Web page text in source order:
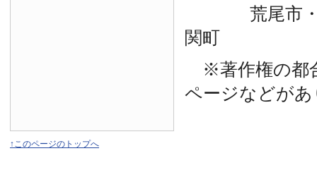
荒尾市・玉
関町
※著作権の都
ページなどが
↑このページのトップへ